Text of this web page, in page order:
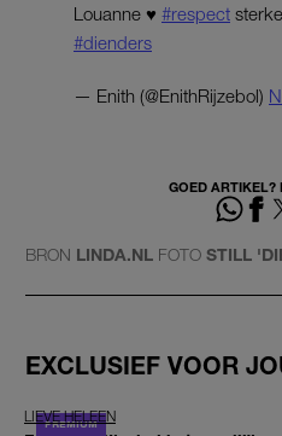
Louanne ♥️ #respect
#dienders
— Enith (@EnithRijzebol)
GOED ARTIKEL?
BRON LINDA.NL FOTO STILL
EXCLUSIEF VOOR
LIEVE HELEEN